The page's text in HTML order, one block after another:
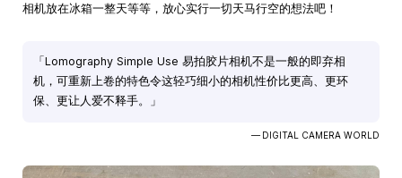
相机放在冰箱一整天等等，放心实行一切天马行空的想法吧！
「Lomography Simple Use 易拍胶片相机不是一般的即弃相
机，可重新上卷的特色令这轻巧细小的相机性价比更高、更环
保、更让人爱不释手。」
— DIGITAL CAMERA WORLD